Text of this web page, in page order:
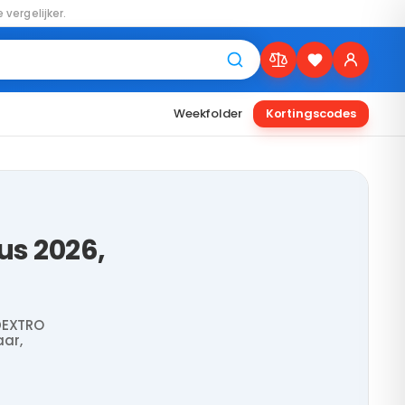
vergelijker.
Weekfolder Kortingscodes
2026,